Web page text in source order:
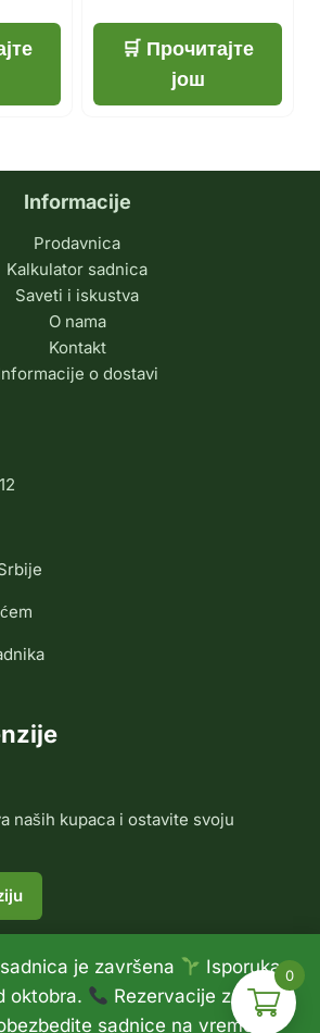
je završena
Isporuka
oktobra.
Rezervacije za jesen
sadnice na vreme.
Прочитајте
још
Informacije
Prodavnica
Kalkulator sadnica
Saveti i iskustva
O nama
Kontakt
o dostavi
naših kupaca i ostavite svoju
Voće Delux •Politika privatnosti•
Politika refundiranja
0